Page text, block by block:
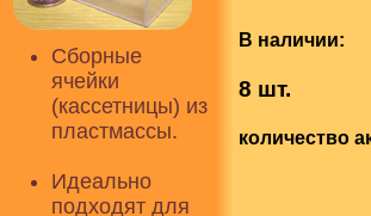
Сборные
ячейки
(кассетницы) из
пластмассы.
Идеально
подходят для
В наличии:
8 шт.
количество